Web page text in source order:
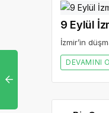
9 Eylül
İzmir’in
DEVAMINI